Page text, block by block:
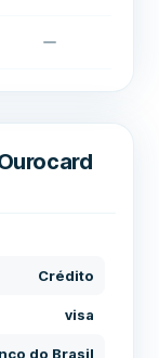
Crédito
visa
do Brasil